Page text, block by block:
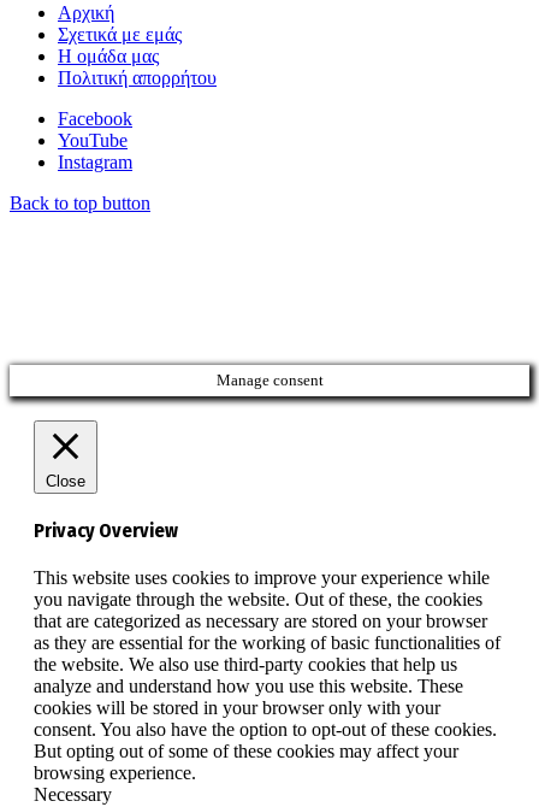
Αρχική
Σχετικά με εμάς
Η ομάδα μας
Πολιτική απορρήτου
Facebook
YouTube
Instagram
Back to top button
Manage consent
Close
Privacy Overview
This website uses cookies to improve your experience while
you navigate through the website. Out of these, the cookies
that are categorized as necessary are stored on your browser
as they are essential for the working of basic functionalities of
the website. We also use third-party cookies that help us
analyze and understand how you use this website. These
cookies will be stored in your browser only with your
consent. You also have the option to opt-out of these cookies.
But opting out of some of these cookies may affect your
browsing experience.
Necessary